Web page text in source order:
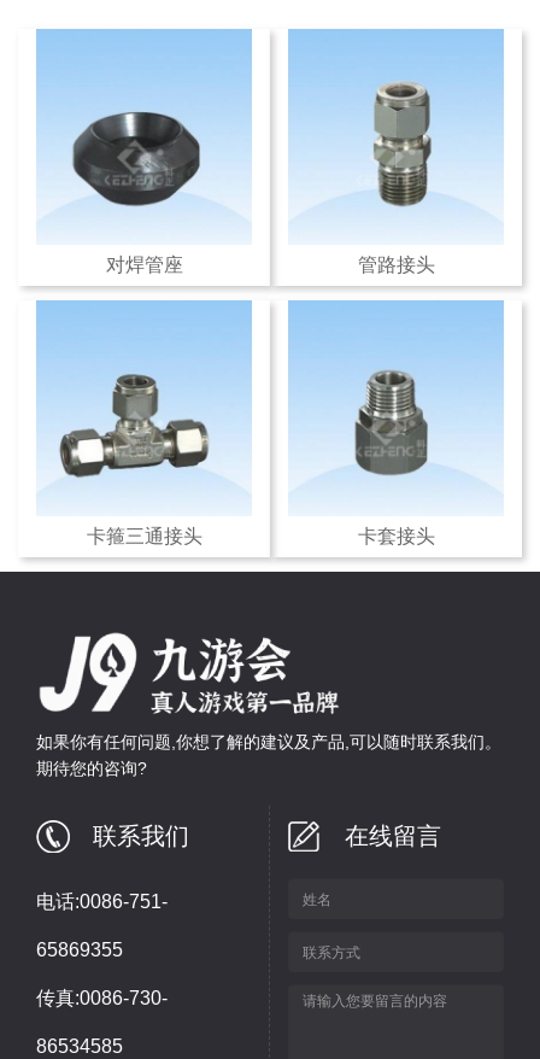
对焊管座 管路接头
卡箍三通接头 卡套接头
如果你有任何问题,你想了解的建议及产品,可以随时联系我们。
期待您的咨询?
联系我们
电话:0086-751-
65869355
传真:0086-730-
86534585
在线留言